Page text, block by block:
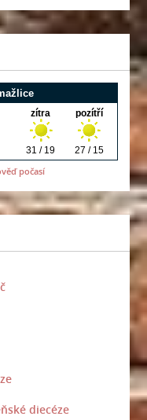
počasí
diecéze